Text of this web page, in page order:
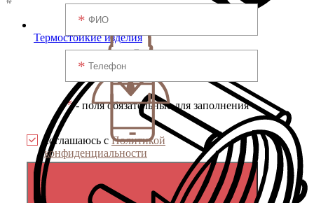
Термостойкие изделия
*- поля обязательные для заполнения
соглашаюсь сПолитикой
конфиденциальности